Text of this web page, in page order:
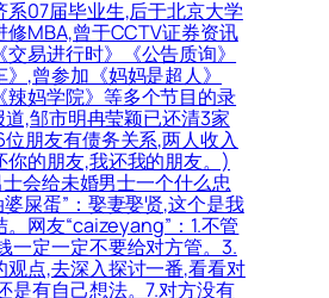
系07届毕业生,后于北京大学
修MBA,曾于CCTV证券资讯
易进行时》《公告质询》
,曾参加《妈妈是超人》
辣妈学院》等多个节目的录
,邹市明冉莹颖已还清3家
朋友有债务关系,两人收入
你的朋友,我还我的朋友。)
会给未婚男士一个什么忠
屎蛋”：娶妻娶贤,这个是我
网友“caizeyang”：1.不管
一定一定不要给对方管。3.
观点,去深入探讨一番,看看对
是有自己想法。7.对方没有